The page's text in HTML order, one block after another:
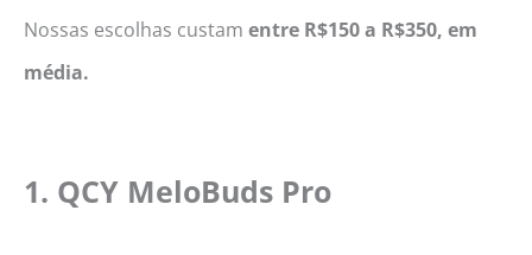
Nossas escolhas custam entre R$150 a R$350, em
média.
1. QCY MeloBuds Pro